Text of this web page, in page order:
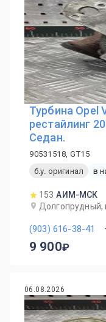
Турбина Opel
рестайлинг
Седан.
90531518, GT15
б.у. оригинал
в
153 АИМ-МСК
Долгопрудный,
(903) 616-38-41
9 900
06.08.2026